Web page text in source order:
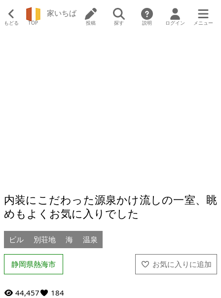
もどる TOP
家いちば
投稿 探す 説明 ログイン メニュー
内装にこだわった源泉かけ流しの一室、眺
めもよくお気に入りでした
ビル 別荘地 海 温泉
静岡県熱海市
44,457 184